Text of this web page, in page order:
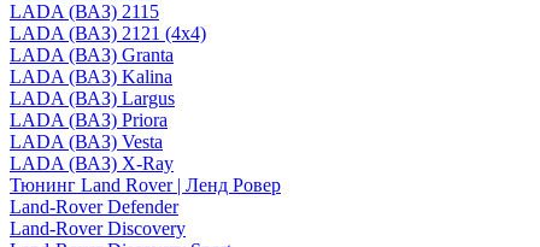
LADA (ВАЗ) 2115
LADA (ВАЗ) 2121 (4x4)
LADA (ВАЗ) Granta
LADA (ВАЗ) Kalina
LADA (ВАЗ) Largus
LADA (ВАЗ) Priora
LADA (ВАЗ) Vesta
LADA (ВАЗ) X-Ray
Тюнинг Land Rover | Ленд Ровер
Land-Rover Defender
Land-Rover Discovery